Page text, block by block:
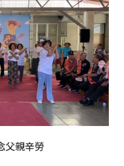
父親辛勞